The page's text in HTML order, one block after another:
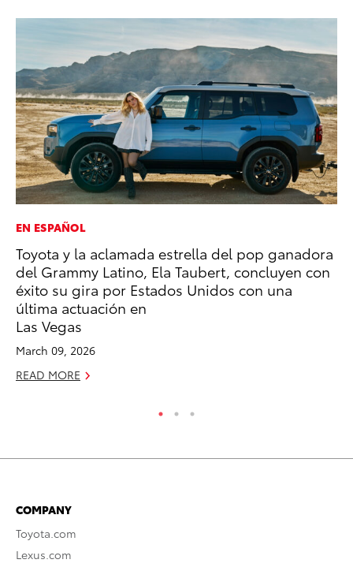
EN ESPAÑOL
Toyota y la aclamada estrella del pop ganadora
del Grammy Latino, Ela Taubert, concluyen con
éxito su gira por Estados Unidos con una
última actuación en
Las Vegas
March 09, 2026
READ MORE
COMPANY
Toyota.com
Lexus.com